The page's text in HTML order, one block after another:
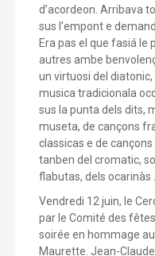
d’acordeon. Arribava
sus l’empont e
Era pas el que fasiá le
autres ambe
un virtuosi del
musica tradicionala
sus la punta dels dits,
museta, de cançons
classicas e de
tanben del cromatic,
flabutas, dels ocarinàs …
Vendredi 12 juin, le
par le Comité des
soirée en hommage
Maurette. Jean-Claude